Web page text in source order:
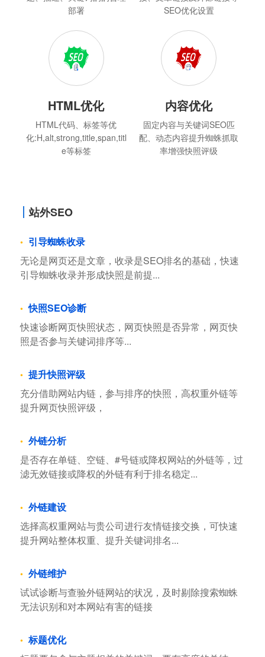
部署
SEO优化设置
HTML优化
HTML代码、标签等优
化:H,alt,strong,title,span,titl
e等标签
内容优化
固定内容与关键词SEO匹
配、动态内容提升蜘蛛抓取
率增强快照评级
站外SEO
引导蜘蛛收录
无论是网页还是文章，收录是SEO排名的基础，快速
引导蜘蛛收录并形成快照是前提...
快照SEO诊断
快速诊断网页快照状态，网页快照是否异常，网页快
照是否参与关键词排序等...
提升快照评级
充分借助网站内链，参与排序的快照，高权重外链等
提升网页快照评级，
外链分析
是否存在单链、空链、#号链或降权网站的外链等，过
滤无效链接或降权的外链有利于排名稳定...
外链建设
选择高权重网站与贵公司进行友情链接交换，可快速
提升网站整体权重、提升关键词排名...
外链维护
试试诊断与查验外链网站的状况，及时剔除搜索蜘蛛
无法识别和对本网站有害的链接
标题优化